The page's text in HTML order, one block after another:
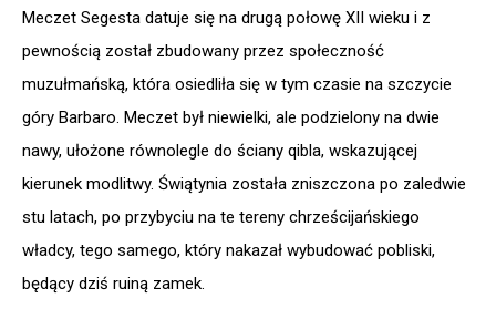
Meczet Segesta datuje się na drugą połowę XII wieku i z
pewnością został zbudowany przez społeczność
muzułmańską, która osiedliła się w tym czasie na szczycie
góry Barbaro. Meczet był niewielki, ale podzielony na dwie
nawy, ułożone równolegle do ściany qibla, wskazującej
kierunek modlitwy. Świątynia została zniszczona po zaledwie
stu latach, po przybyciu na te tereny chrześcijańskiego
władcy, tego samego, który nakazał wybudować pobliski,
będący dziś ruiną zamek.